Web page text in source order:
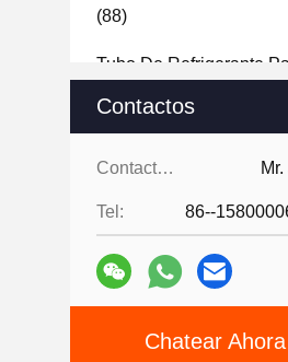
(88)
Tubo De Refrigerante
Cárter De Aceite Del
(13)
Turbocompresor Del
Del Automóvil(54)
Equipo De La Junta Del
Contactos
Contactos:
Tel: 86--
Chatear Ahora